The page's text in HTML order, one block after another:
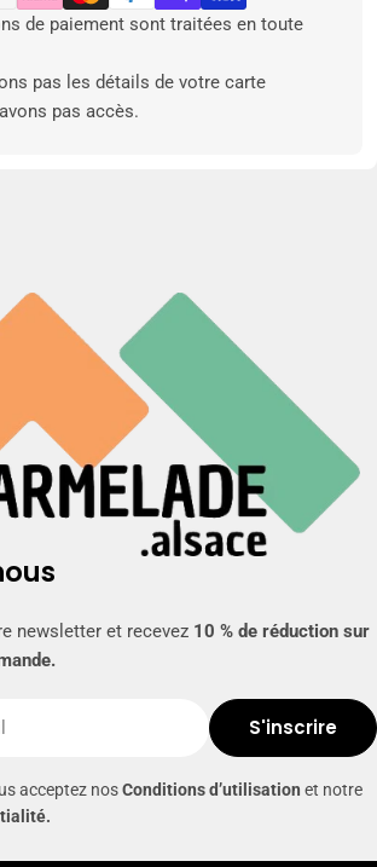
de paiement sont traitées en toute
pas les détails de votre carte
pas accès.
newsletter et recevez 10 % de réduction sur
S'inscrire
acceptez nosConditions d’utilisation et notre